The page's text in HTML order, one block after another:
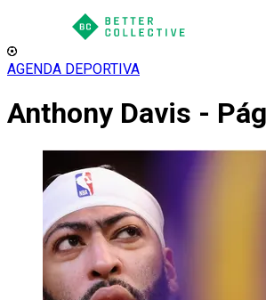
AGENDA DEPORTIVA
Anthony Davis -